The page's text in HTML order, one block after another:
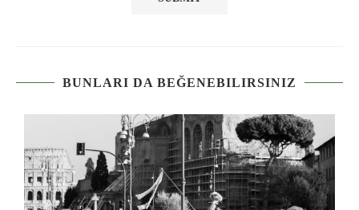
BUNLARI DA BEĞENEBILIRSINIZ